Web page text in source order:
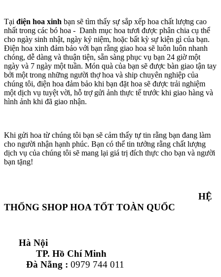
Tại điện hoa xinh bạn sẽ tìm thấy sự sắp xếp hoa chất lượng cao
nhất trong các bó hoa - Danh mục hoa tươi được phân chia cụ thể
cho ngày sinh nhật, ngày kỷ niệm, hoặc bất kỳ sự kiện gì của bạn.
Điện hoa xinh đảm bảo với bạn rằng giao hoa sẽ luôn luôn nhanh
chóng, dễ dàng và thuận tiện, sẵn sàng phục vụ bạn 24 giờ một
ngày và 7 ngày một tuần. Món quà của bạn sẽ được bàn giao tận tay
bởi một trong những người thợ hoa và ship chuyên nghiệp của
chúng tôi, điện hoa đảm bảo khi bạn đặt hoa sẽ được trải nghiệm
một dịch vụ tuyệt vời, hỗ trợ gửi ảnh thực tế trước khi giao hàng và
hình ảnh khi đã giao nhận.
Khi gửi hoa từ chúng tôi bạn sẽ cảm thấy tự tin rằng bạn đang làm
cho người nhận hạnh phúc. Bạn có thể tin tưởng rằng chất lượng
dịch vụ của chúng tôi sẽ mang lại giá trị đích thực cho bạn và người
bạn tặng!
HỆ
THỐNG SHOP HOA TỐT TOÀN QUỐC
Hà Nội
TP. Hồ Chí Minh
Đà Nẵng : 0979 744 011